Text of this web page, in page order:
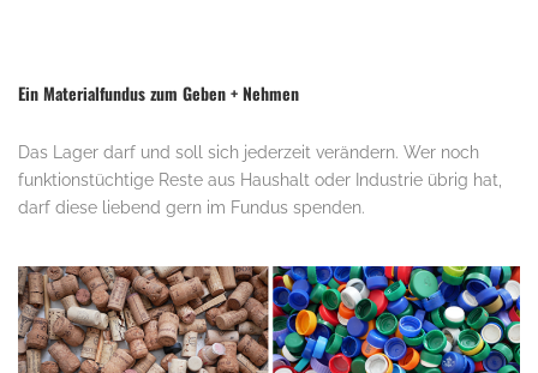
Ein Materialfundus zum Geben + Nehmen
Das Lager darf und soll sich jederzeit verändern. Wer noch
funktionstüchtige Reste aus Haushalt oder Industrie übrig hat,
darf diese liebend gern im Fundus spenden.